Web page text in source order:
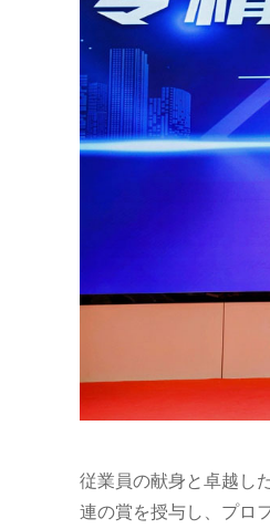
従業員の献身と卓越し
連の賞を授与し、プロ